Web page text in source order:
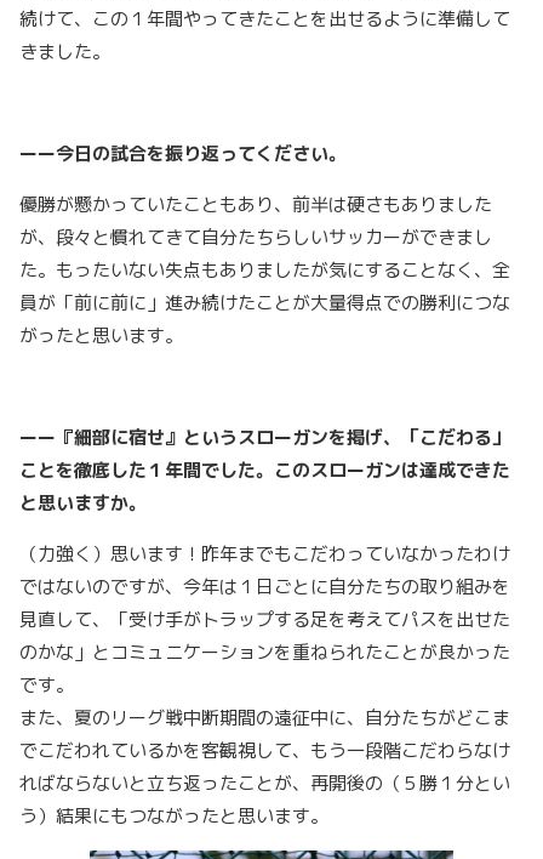
続けて、この１年間やってきたことを出せるように準備して
きました。
ーー今日の試合を振り返ってください。
優勝が懸かっていたこともあり、前半は硬さもありました
が、段々と慣れてきて自分たちらしいサッカーができまし
た。もったいない失点もありましたが気にすることなく、全
員が「前に前に」進み続けたことが大量得点での勝利につな
がったと思います。
ーー『細部に宿せ』というスローガンを掲げ、「こだわる」
ことを徹底した１年間でした。このスローガンは達成できた
と思いますか。
（力強く）思います！昨年までもこだわっていなかったわけ
ではないのですが、今年は１日ごとに自分たちの取り組みを
見直して、「受け手がトラップする足を考えてパスを出せた
のかな」とコミュニケーションを重ねられたことが良かった
です。
また、夏のリーグ戦中断期間の遠征中に、自分たちがどこま
でこだわれているかを客観視して、もう一段階こだわらなけ
ればならないと立ち返ったことが、再開後の（５勝１分とい
う）結果にもつながったと思います。